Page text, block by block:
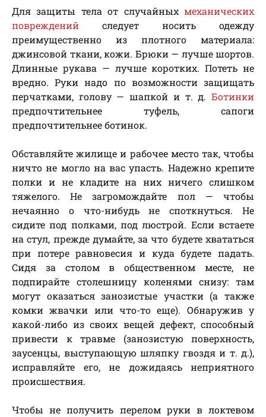
Для защиты тела от случайных механических
повреждений следует носить одежду
преимущественно из плотного материала:
джинсовой ткани, кожи. Брюки — лучше шортов.
Длинные рукава — лучше коротких. Потеть не
вредно. Руки надо по возможности защищать
перчатками, голову — шапкой и т. д. Ботинки
предпочтительнее туфель, сапоги
предпочтительнее ботинок.
Обставляйте жилище и рабочее место так, чтобы
ничто не могло на вас упасть. Надежно крепите
полки и не кладите на них ничего слишком
тяжелого. Не загромождайте пол — чтобы
нечаянно о что-нибудь не споткнуться. Не
сидите под полками, под люстрой. Если встаете
на стул, прежде думайте, за что будете хвататься
при потере равновесия и куда будете падать.
Сидя за столом в общественном месте, не
подпирайте столешницу коленями снизу: там
могут оказаться занозистые участки (а также
комки жвачки или что-то еще). Обнаружив у
какой-либо из своих вещей дефект, способный
привести к травме (занозистую поверхность,
заусенцы, выступающую шляпку гвоздя и т. д.),
исправляйте его, не дожидаясь неприятного
происшествия.
Чтобы не получить перелом руки в локтевом